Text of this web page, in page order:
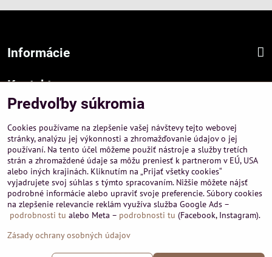
Informácie
Kontakt
Sídlo firmy :
Hurbanová 3807/21, 03601 Martin
Prevádzka a obchodné informácie :
A-PEMA, s.r.o.
Severná 14, 03601 Martin
+421 911 532545
+421 903 807209
©2026Copyright
Predvoľby súkromia
Cookies používame na zlepšenie vašej návštevy tejto webovej
stránky, analýzu jej výkonnosti a zhromažďovanie údajov o jej
používaní. Na tento účel môžeme použiť nástroje a služby tretích
strán a zhromaždené údaje sa môžu preniesť k partnerom v EÚ, USA
alebo iných krajinách. Kliknutím na „Prijať všetky cookies“
vyjadrujete svoj súhlas s týmto spracovaním. Nižšie môžete nájsť
podrobné informácie alebo upraviť svoje preferencie. Súbory cookies
na zlepšenie relevancie reklám využíva služba Google Ads –
podrobnosti tu alebo Meta – podrobnosti tu (Facebook, Instagram).
Zásady ochrany osobných údajov